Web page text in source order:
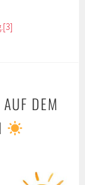
DEM